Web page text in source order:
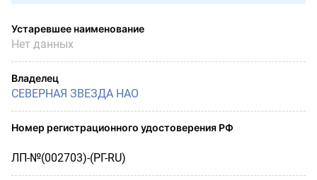
Устаревшее наименование
Нет данных
Владелец
СЕВЕРНАЯ ЗВЕЗДА НАО
Номер регистрационного удостоверения РФ
ЛП-№(002703)-(РГ-RU)